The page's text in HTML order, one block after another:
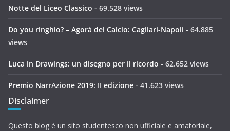
Notte del Liceo Classico - 69.528 views
Do you ringhio? – Agorà del Calcio: Cagliari-Napoli - 64.885
views
Luca in Drawings: un disegno per il ricordo - 62.652 views
Premio NarrAzione 2019: II edizione - 41.623 views
Disclaimer
Questo blog è un sito studentesco non ufficiale e amatoriale,